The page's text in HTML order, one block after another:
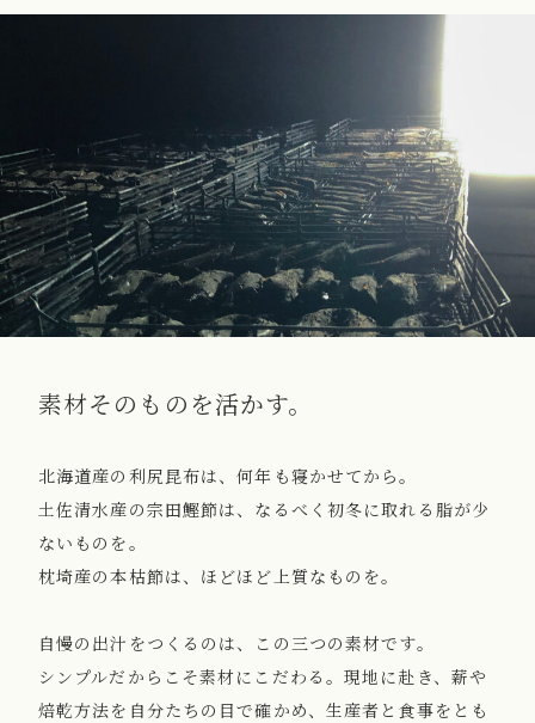
素材そのものを活かす。
北海道産の利尻昆布は、何年も寝かせてから。
土佐清水産の宗田鰹節は、なるべく初冬に取れる脂が少
ないものを。
枕埼産の本枯節は、ほどほど上質なものを。
自慢の出汁をつくるのは、この三つの素材です。
シンプルだからこそ素材にこだわる。現地に赴き、薪や
焙乾方法を自分たちの目で確かめ、生産者と食事をとも